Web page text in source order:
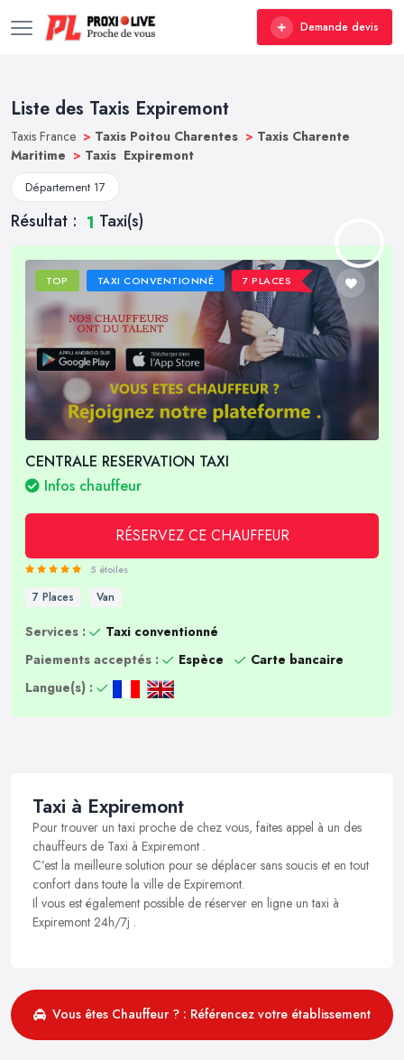
Demande devis
Liste des Taxis Expiremont
Taxis France > Taxis Poitou Charentes > Taxis Charente
Maritime > Taxis Expiremont
Département 17
Résultat : 1 Taxi(s)
TOP TAXI CONVENTIONNÉ 7 PLACES
CENTRALE RESERVATION TAXI
Infos chauffeur
RÉSERVEZ CE CHAUFFEUR
5 étoiles
7 Places Van
Services :
Taxi conventionné
Paiements acceptés :
Espèce
Carte bancaire
Langue(s) :
Taxi à Expiremont
Pour trouver un taxi proche de chez vous, faites appel à un des
chauffeurs de Taxi à Expiremont .
C’est la meilleure solution pour se déplacer sans soucis et en tout
confort dans toute la ville de Expiremont.
Il vous est également possible de réserver en ligne un taxi à
Expiremont 24h/7j .
Vous êtes Chauffeur ? : Référencez votre établissement